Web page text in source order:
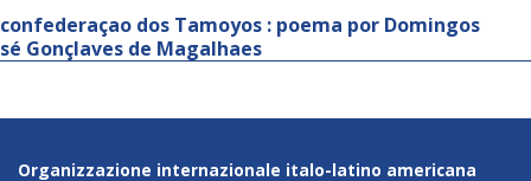
dos Tamoyos : poema por Domingos
Gonçlaves de Magalhaes
Organizzazione internazionale italo-latino americana